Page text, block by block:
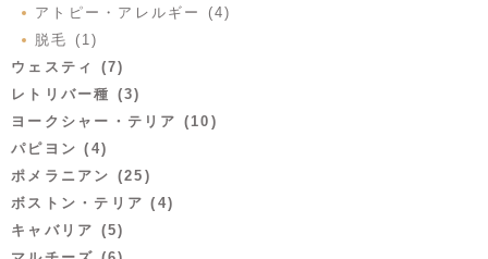
アトピー・アレルギー (4)
脱毛 (1)
ウェスティ (7)
レトリバー種 (3)
ヨークシャー・テリア (10)
パピヨン (4)
ポメラニアン (25)
ボストン・テリア (4)
キャバリア (5)